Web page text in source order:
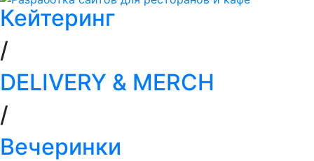
Кейтеринг
/
DELIVERY & MERCH
/
Вечеринки